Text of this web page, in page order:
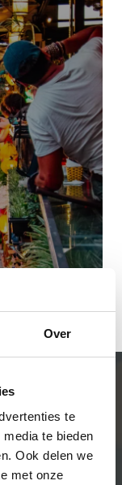
Over
te
te bieden
Ook delen we
met onze
zonder